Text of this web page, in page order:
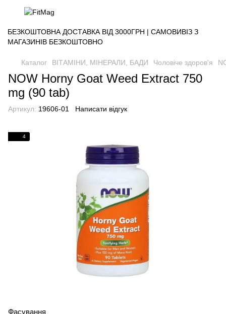
БЕЗКОШТОВНА ДОСТАВКА ВІД 3000ГРН | САМОВИВІЗ З
МАГАЗИНІВ БЕЗКОШТОВНО
Каталог ВІТАМІНИ, МІНЕРАЛИ, БАДИ Чоловіче здоров'я
NOW Horny Goat Weed Extract 750
mg (90 tab)
Артикул: 19606-01 Написати відгук
4
Фасування